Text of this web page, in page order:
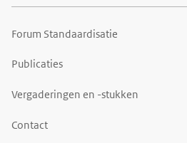
Forum Standaardisatie
Publicaties
Vergaderingen en -stukken
Contact